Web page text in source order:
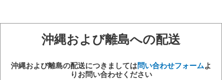
沖縄および離島への配送
沖縄および離島の配送につきましては問い合わせフォームよ
りお問い合わせください